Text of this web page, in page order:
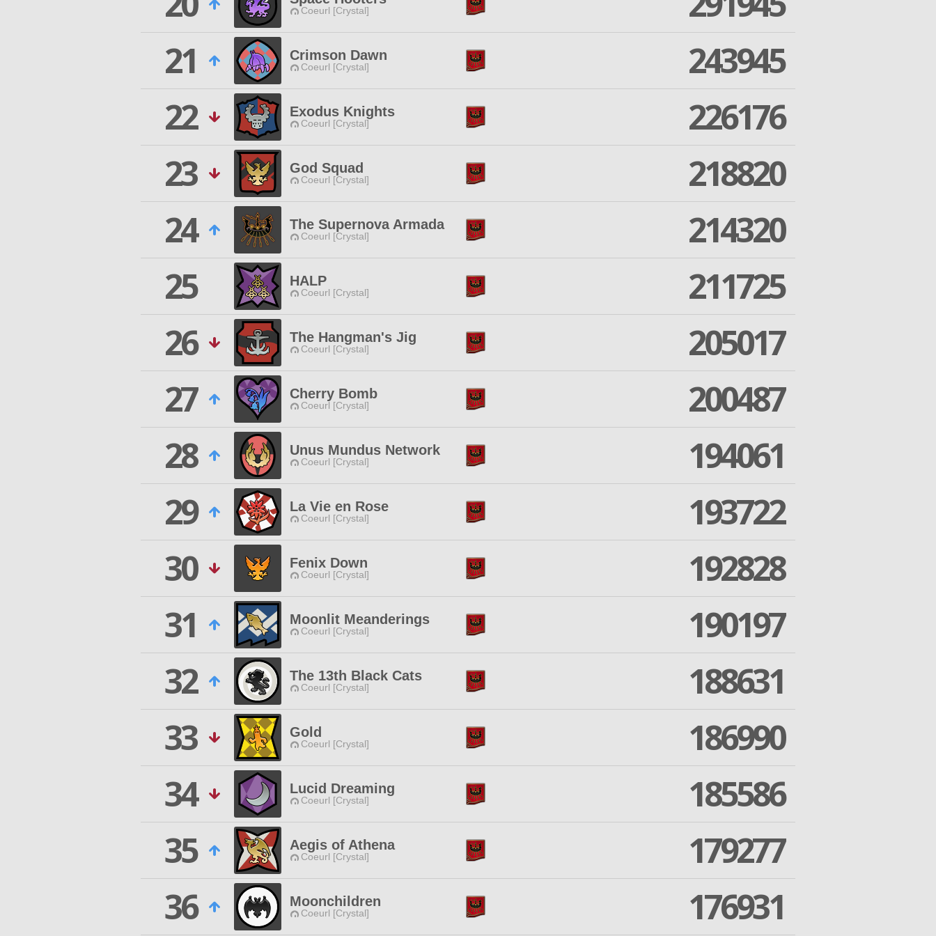
Coeurl [Crystal]
21
Crimson Dawn
Coeurl [Crystal]
243945
22
Exodus Knights
Coeurl [Crystal]
226176
23
God Squad
Coeurl [Crystal]
218820
24
The Supernova Armada
Coeurl [Crystal]
214320
25
HALP
Coeurl [Crystal]
211725
26
The Hangman's Jig
Coeurl [Crystal]
205017
27
Cherry Bomb
Coeurl [Crystal]
200487
28
Unus Mundus Network
Coeurl [Crystal]
194061
29
La Vie en Rose
Coeurl [Crystal]
193722
30
Fenix Down
Coeurl [Crystal]
192828
31
Moonlit Meanderings
Coeurl [Crystal]
190197
32
The 13th Black Cats
Coeurl [Crystal]
188631
33
Gold
Coeurl [Crystal]
186990
34
Lucid Dreaming
Coeurl [Crystal]
185586
35
Aegis of Athena
Coeurl [Crystal]
179277
36
Moonchildren
Coeurl [Crystal] 176931